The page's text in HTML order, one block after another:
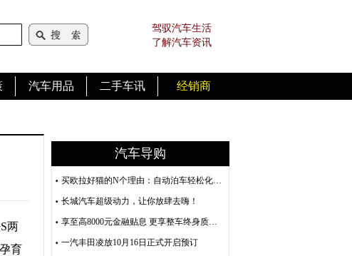
驾驭汽车生活
了解汽车资讯
汽车用品 二手车讯 经销商
两
育
汽车导购
买欧拉好猫的N个理由：自动泊车轻松化解停车难题
长城汽车超级动力，让你放肆去嗨！
享至高8000元金融贴息 更享整车终身质保 奇瑞新能源暖冬约惠来袭
一汽丰田凌放10月16日正式开启预订